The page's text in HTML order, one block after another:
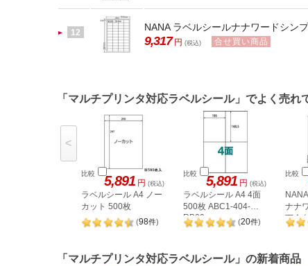
12 NANA ラベルシールナナワードシン
9,317 円 (税込) 合せ買い商品
「マルチプリンタ対応ラベルシール」でよく売れ
比較 5,891 円 (税込)
ラベルシール A4 ノー
カット 500枚
(98件)
比較 5,891 円 (税込)
ラベルシール A4 4面
500枚 ABC1-404-
RB09
(20件)
比較
ナナ
下余
<
「マルチプリンタ対応ラベルシール」の新着商品